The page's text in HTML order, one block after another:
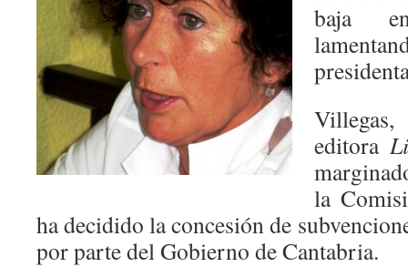
baja
editora
la
ha decidido la concesión de
por parte del Gobierno de Cantabria.